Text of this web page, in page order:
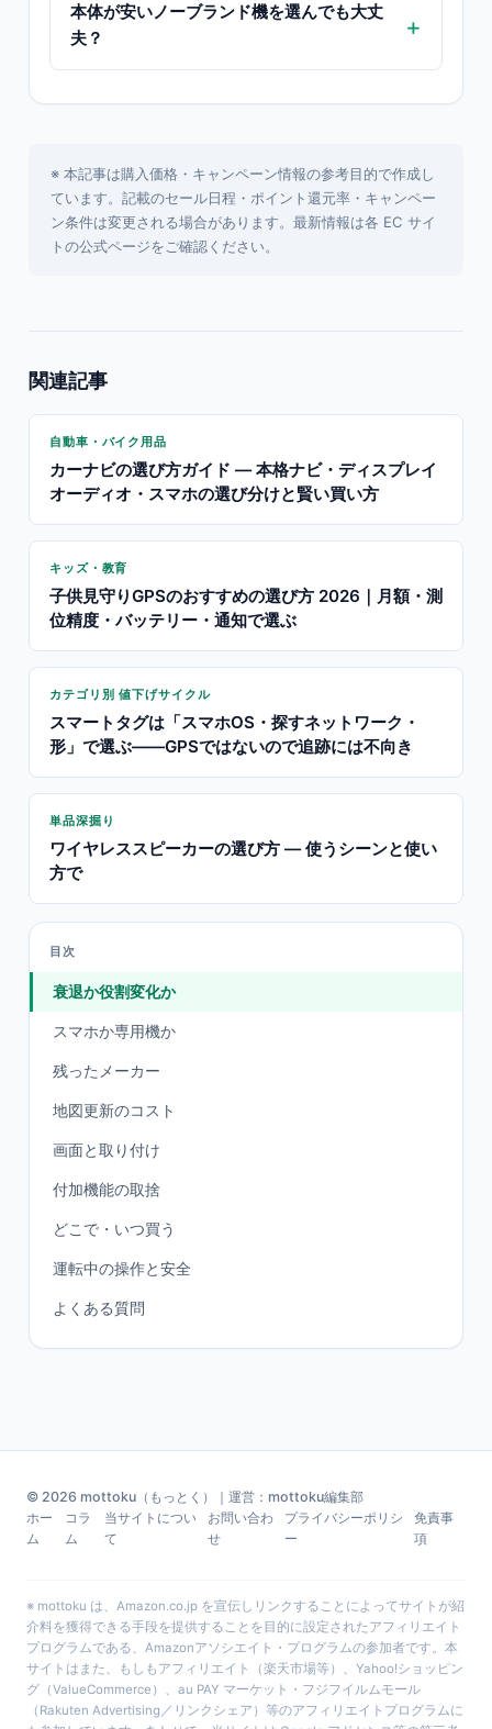
本体が安いノーブランド機を選んでも大丈
夫？
※ 本記事は購入価格・キャンペーン情報の参考目的で作成し
ています。記載のセール日程・ポイント還元率・キャンペー
ン条件は変更される場合があります。最新情報は各 EC サイ
トの公式ページをご確認ください。
関連記事
自動車・バイク用品
カーナビの選び方ガイド — 本格ナビ・ディスプレイ
オーディオ・スマホの選び分けと賢い買い方
キッズ・教育
子供見守りGPSのおすすめの選び方 2026｜月額・測
位精度・バッテリー・通知で選ぶ
カテゴリ別 値下げサイクル
スマートタグは「スマホOS・探すネットワーク・
形」で選ぶ——GPSではないので追跡には不向き
単品深掘り
ワイヤレススピーカーの選び方 — 使うシーンと使い
方で
目次
衰退か役割変化か
スマホか専用機か
残ったメーカー
地図更新のコスト
画面と取り付け
付加機能の取捨
どこで・いつ買う
運転中の操作と安全
よくある質問
© 2026 mottoku（もっとく）｜運営：mottoku編集部
ホー
ム
コラ
ム
当サイトについ
て
お問い合わ
せ
プライバシーポリシ
ー
免責事
項
※ mottoku は、Amazon.co.jp を宣伝しリンクすることによってサイトが紹
介料を獲得できる手段を提供することを目的に設定されたアフィリエイト
プログラムである、Amazonアソシエイト・プログラムの参加者です。本
サイトはまた、もしもアフィリエイト（楽天市場等）、Yahoo!ショッピン
グ（ValueCommerce）、au PAY マーケット・フジフイルムモール
（Rakuten Advertising／リンクシェア）等のアフィリエイトプログラムに